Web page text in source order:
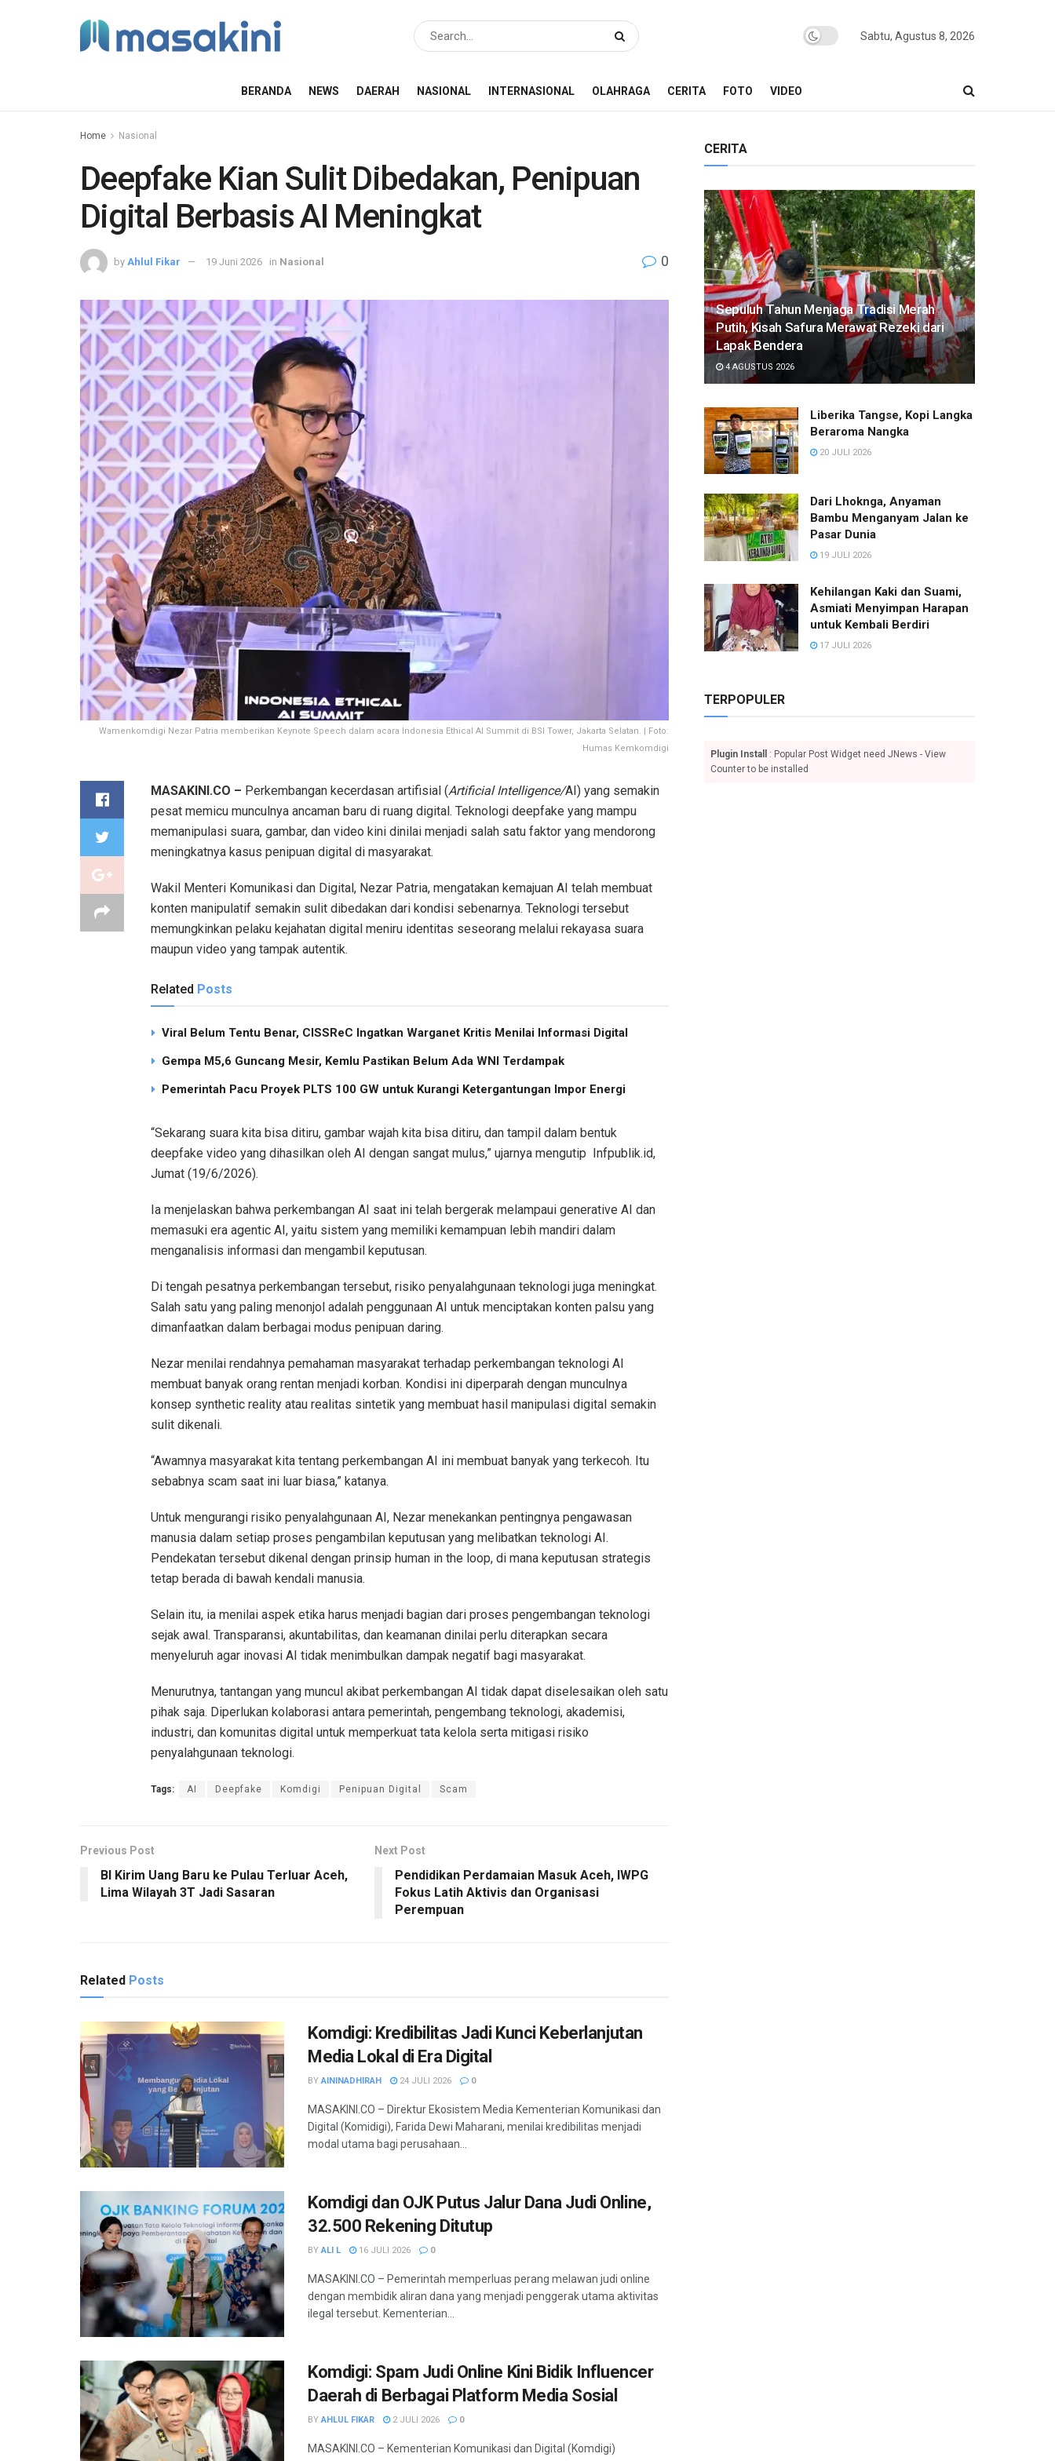
Sabtu, Agustus 8, 2026
BERANDA NEWS DAERAH NASIONAL INTERNASIONAL OLAHRAGA CERITA FOTO VIDEO
Home Nasional
Deepfake Kian Sulit Dibedakan, Penipuan
Digital Berbasis AI Meningkat
by Ahlul Fikar 19 Juni 2026 in Nasional 0
Wamenkomdigi Nezar Patria memberikan Keynote Speech dalam acara Indonesia Ethical AI Summit di BSI Tower, Jakarta Selatan. | Foto:
Humas Kemkomdigi
MASAKINI.CO – Perkembangan kecerdasan artifisial (Artificial Intelligence/AI) yang semakin
pesat memicu munculnya ancaman baru di ruang digital. Teknologi deepfake yang mampu
memanipulasi suara, gambar, dan video kini dinilai menjadi salah satu faktor yang mendorong
meningkatnya kasus penipuan digital di masyarakat.
Wakil Menteri Komunikasi dan Digital, Nezar Patria, mengatakan kemajuan AI telah membuat
konten manipulatif semakin sulit dibedakan dari kondisi sebenarnya. Teknologi tersebut
memungkinkan pelaku kejahatan digital meniru identitas seseorang melalui rekayasa suara
maupun video yang tampak autentik.
Related Posts
Viral Belum Tentu Benar, CISSReC Ingatkan Warganet Kritis Menilai Informasi Digital
Gempa M5,6 Guncang Mesir, Kemlu Pastikan Belum Ada WNI Terdampak
Pemerintah Pacu Proyek PLTS 100 GW untuk Kurangi Ketergantungan Impor Energi
“Sekarang suara kita bisa ditiru, gambar wajah kita bisa ditiru, dan tampil dalam bentuk
deepfake video yang dihasilkan oleh AI dengan sangat mulus,” ujarnya mengutip Infpublik.id,
Jumat (19/6/2026).
Ia menjelaskan bahwa perkembangan AI saat ini telah bergerak melampaui generative AI dan
memasuki era agentic AI, yaitu sistem yang memiliki kemampuan lebih mandiri dalam
menganalisis informasi dan mengambil keputusan.
Di tengah pesatnya perkembangan tersebut, risiko penyalahgunaan teknologi juga meningkat.
Salah satu yang paling menonjol adalah penggunaan AI untuk menciptakan konten palsu yang
dimanfaatkan dalam berbagai modus penipuan daring.
Nezar menilai rendahnya pemahaman masyarakat terhadap perkembangan teknologi AI
membuat banyak orang rentan menjadi korban. Kondisi ini diperparah dengan munculnya
konsep synthetic reality atau realitas sintetik yang membuat hasil manipulasi digital semakin
sulit dikenali.
“Awamnya masyarakat kita tentang perkembangan AI ini membuat banyak yang terkecoh. Itu
sebabnya scam saat ini luar biasa,” katanya.
Untuk mengurangi risiko penyalahgunaan AI, Nezar menekankan pentingnya pengawasan
manusia dalam setiap proses pengambilan keputusan yang melibatkan teknologi AI.
Pendekatan tersebut dikenal dengan prinsip human in the loop, di mana keputusan strategis
tetap berada di bawah kendali manusia.
Selain itu, ia menilai aspek etika harus menjadi bagian dari proses pengembangan teknologi
sejak awal. Transparansi, akuntabilitas, dan keamanan dinilai perlu diterapkan secara
menyeluruh agar inovasi AI tidak menimbulkan dampak negatif bagi masyarakat.
Menurutnya, tantangan yang muncul akibat perkembangan AI tidak dapat diselesaikan oleh satu
pihak saja. Diperlukan kolaborasi antara pemerintah, pengembang teknologi, akademisi,
industri, dan komunitas digital untuk memperkuat tata kelola serta mitigasi risiko
penyalahgunaan teknologi.
Tags: AI Deepfake Komdigi Penipuan Digital Scam
Previous Post
BI Kirim Uang Baru ke Pulau Terluar Aceh,
Lima Wilayah 3T Jadi Sasaran
Next Post
Pendidikan Perdamaian Masuk Aceh, IWPG
Fokus Latih Aktivis dan Organisasi
Perempuan
Related Posts
Komdigi: Kredibilitas Jadi Kunci Keberlanjutan
Media Lokal di Era Digital
BY AININADHIRAH 24 JULI 2026 0
MASAKINI.CO – Direktur Ekosistem Media Kementerian Komunikasi dan
Digital (Komidigi), Farida Dewi Maharani, menilai kredibilitas menjadi
modal utama bagi perusahaan...
Komdigi dan OJK Putus Jalur Dana Judi Online,
32.500 Rekening Ditutup
BY ALI L 16 JULI 2026 0
MASAKINI.CO – Pemerintah memperluas perang melawan judi online
dengan membidik aliran dana yang menjadi penggerak utama aktivitas
ilegal tersebut. Kementerian...
Komdigi: Spam Judi Online Kini Bidik Influencer
Daerah di Berbagai Platform Media Sosial
BY AHLUL FIKAR 2 JULI 2026 0
MASAKINI.CO – Kementerian Komunikasi dan Digital (Komdigi)
CERITA
Sepuluh Tahun Menjaga Tradisi Merah
Putih, Kisah Safura Merawat Rezeki dari
Lapak Bendera
4 AGUSTUS 2026
Liberika Tangse, Kopi Langka
Beraroma Nangka
20 JULI 2026
Dari Lhoknga, Anyaman
Bambu Menganyam Jalan ke
Pasar Dunia
19 JULI 2026
Kehilangan Kaki dan Suami,
Asmiati Menyimpan Harapan
untuk Kembali Berdiri
17 JULI 2026
TERPOPULER
Plugin Install
: Popular Post Widget need JNews - View
Counter to be installed